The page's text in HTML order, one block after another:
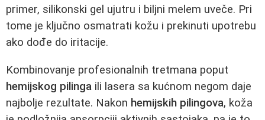
primer, silikonski gel ujutru i biljni melem uveče. Pri
tome je ključno osmatrati kožu i prekinuti upotrebu
ako dođe do iritacije.
Kombinovanje profesionalnih tretmana poput
hemijskog pilinga ili lasera sa kućnom negom daje
najbolje rezultate. Nakon hemijskih pilingova, koža